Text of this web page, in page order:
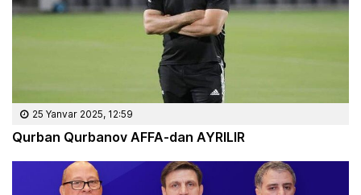
25 Yanvar 2025, 12:59
Qurban Qurbanov AFFA-dan AYRILIR